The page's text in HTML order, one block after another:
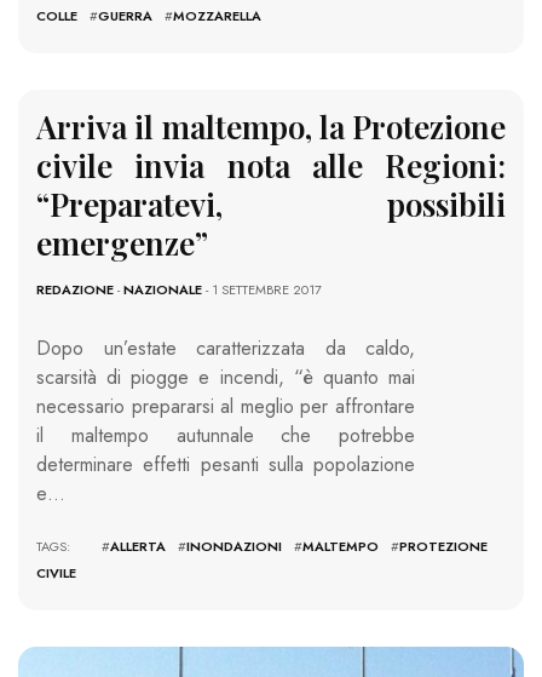
COLLE
#GUERRA #MOZZARELLA
Arriva il maltempo, la Protezione
civile invia nota alle Regioni:
“Preparatevi, possibili
emergenze”
REDAZIONE-NAZIONALE- 1 SETTEMBRE 2017
Dopo un’estate caratterizzata da caldo,
scarsità di piogge e incendi, “è quanto mai
necessario prepararsi al meglio per affrontare
il maltempo autunnale che potrebbe
determinare effetti pesanti sulla popolazione
e…
TAGS: #ALLERTA #INONDAZIONI #MALTEMPO #PROTEZIONE
CIVILE